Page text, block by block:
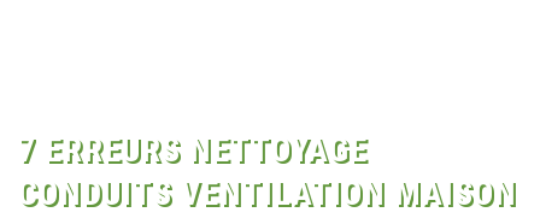
7 ERREURS NETTOYAGE
CONDUITS VENTILATION MAISON